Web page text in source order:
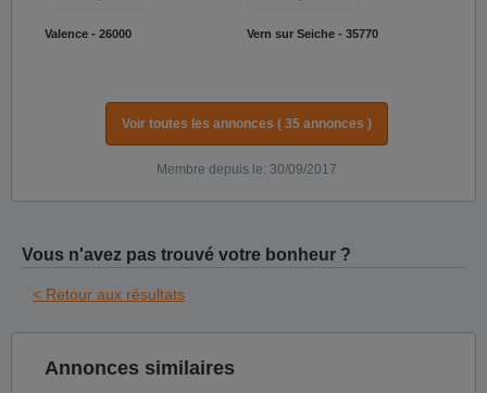
Valence - 26000 Vern sur Seiche - 35770
Voir toutes les annonces ( 35 annonces )
Membre depuis le: 30/09/2017
Vous n'avez pas trouvé votre bonheur ?
< Retour aux résultats
Annonces similaires